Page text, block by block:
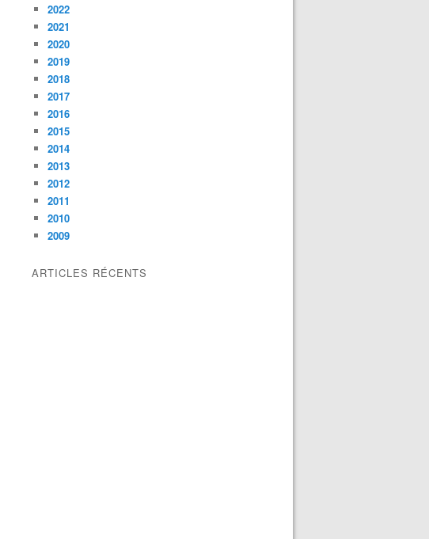
2022
2021
2020
2019
2018
2017
2016
2015
2014
2013
2012
2011
2010
2009
ARTICLES RÉCENTS